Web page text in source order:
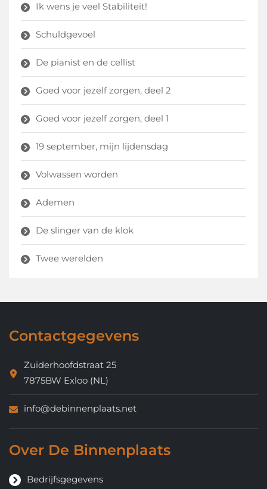
Ik wens je veel Stabiliteit!
Schuldgevoel
De pianist en de cellist
Goed voor jezelf zorgen, deel 2
Goed voor jezelf zorgen, deel 1
19 september, mijn lijdensdag
Volwassen worden
Ademen
De slinger van de klok
Twee werelden
Contactgegevens
Zuiderhoofdstraat 25
7875BW Exloo (NL)
info@debinnenplaats.net
Over De Binnenplaats
Bedrijfsgegevens